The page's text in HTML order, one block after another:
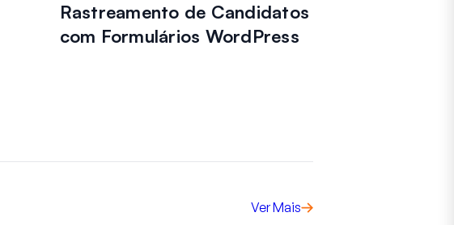
Rastreamento de Candidatos
com Formulários WordPress
Ver Mais